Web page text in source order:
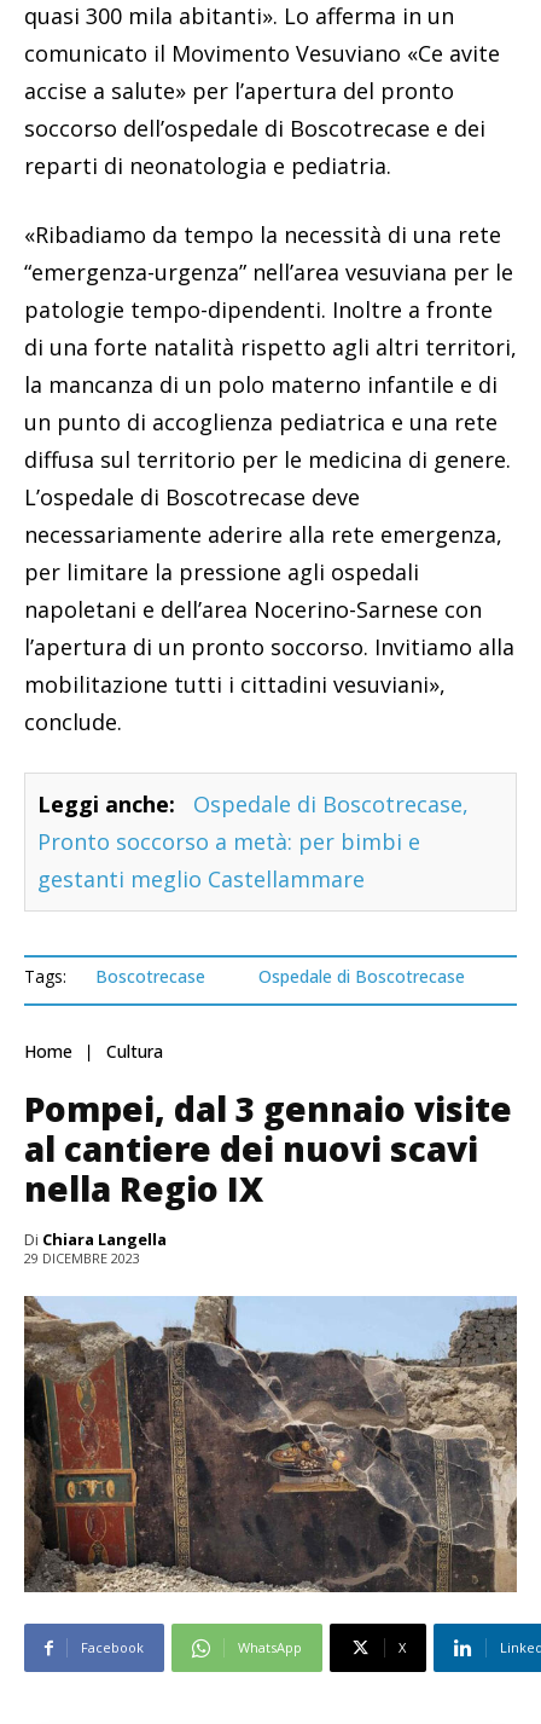
quasi 300 mila abitanti». Lo afferma in un
comunicato il Movimento Vesuviano «Ce avite
accise a salute» per l’apertura del pronto
soccorso dell’ospedale di Boscotrecase e dei
reparti di neonatologia e pediatria.
«Ribadiamo da tempo la necessità di una rete
“emergenza-urgenza” nell’area vesuviana per le
patologie tempo-dipendenti. Inoltre a fronte
di una forte natalità rispetto agli altri territori,
la mancanza di un polo materno infantile e di
un punto di accoglienza pediatrica e una rete
diffusa sul territorio per le medicina di genere.
L’ospedale di Boscotrecase deve
necessariamente aderire alla rete emergenza,
per limitare la pressione agli ospedali
napoletani e dell’area Nocerino-Sarnese con
l’apertura di un pronto soccorso. Invitiamo alla
mobilitazione tutti i cittadini vesuviani»,
conclude.
Leggi anche:
Ospedale di Boscotrecase,
Pronto soccorso a metà: per bimbi e
gestanti meglio Castellammare
Tags: Boscotrecase Ospedale di Boscotrecase
Home Cultura
Pompei, dal 3 gennaio visite
al cantiere dei nuovi scavi
nella Regio IX
Di Chiara Langella
29 DICEMBRE 2023
Facebook WhatsApp X